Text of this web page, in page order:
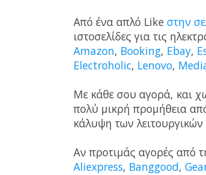
Από ένα απλό Like στην
ιστοσελίδες για τις
Amazon, Booking, Ebay,
Electroholic, Lenovo,
Με κάθε σου αγορά, και
πολύ μικρή προμήθεια
κάλυψη των
Αν προτιμάς αγορές από
Aliexpress, Banggood,